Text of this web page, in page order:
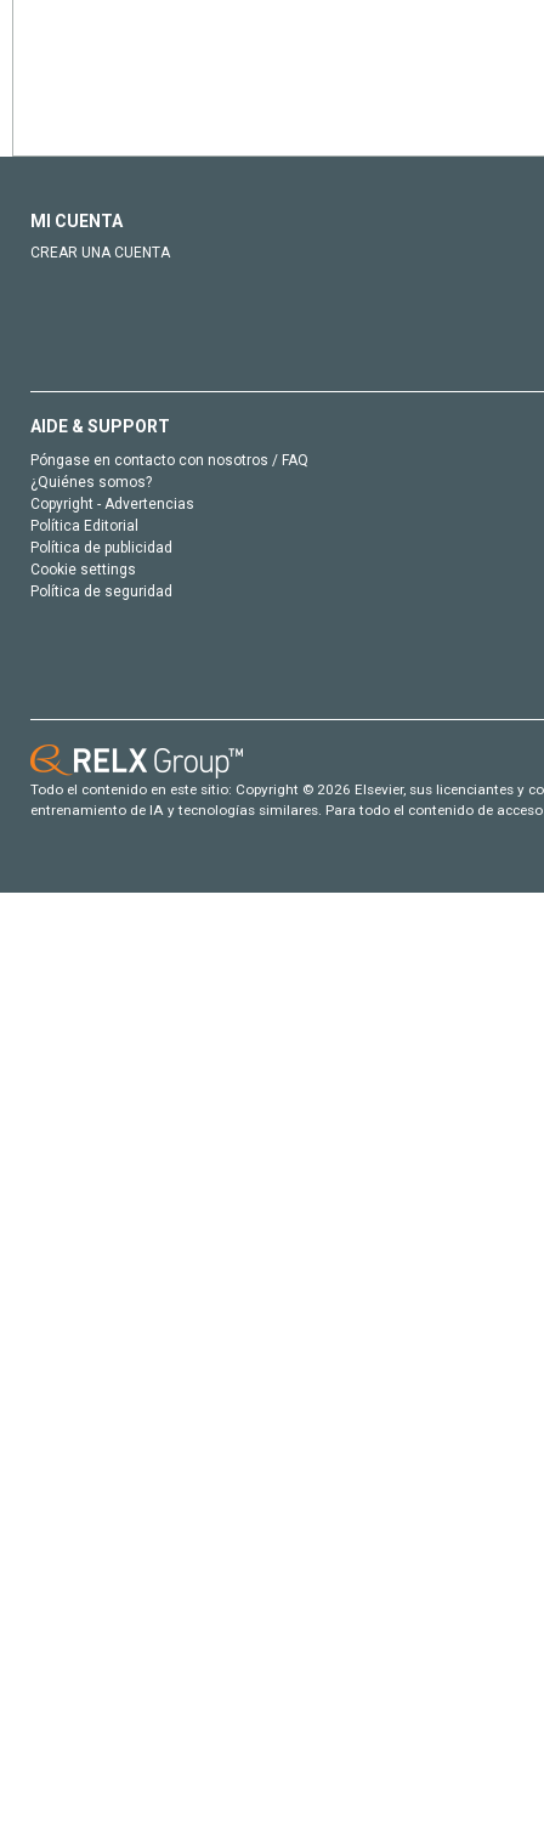
MI CUENTA
CREAR UNA CUENTA
AIDE & SUPPORT
Póngase en contacto con nosotros / FAQ
¿Quiénes somos?
Copyright - Advertencias
Política Editorial
Política de publicidad
Cookie settings
Política de seguridad
Todo el contenido en este sitio: Copyright © 2026 Elsevier, sus licenciantes y
entrenamiento de IA y tecnologías similares. Para todo el contenido de